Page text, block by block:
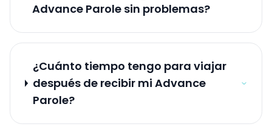
Advance Parole sin problemas?
¿Cuánto tiempo tengo para viajar
después de recibir mi Advance
Parole?